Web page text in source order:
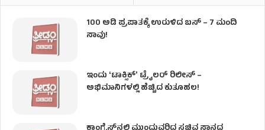
100 ಅಡಿ ಪ್ರಪಾತಕ್ಕೆ ಉರುಳಿದ ಬಸ್‌ – 7 ಮಂದಿ
ಸಾವು!
ಇಂದು ʻಟಾಕ್ಸಿಕ್ʼ ಟ್ರೈಲರ್ ರಿಲೀಸ್‌ –
ಅಭಿಮಾನಿಗಳಲ್ಲಿ ಹೆಚ್ಚಿದ ಕುತೂಹಲ!